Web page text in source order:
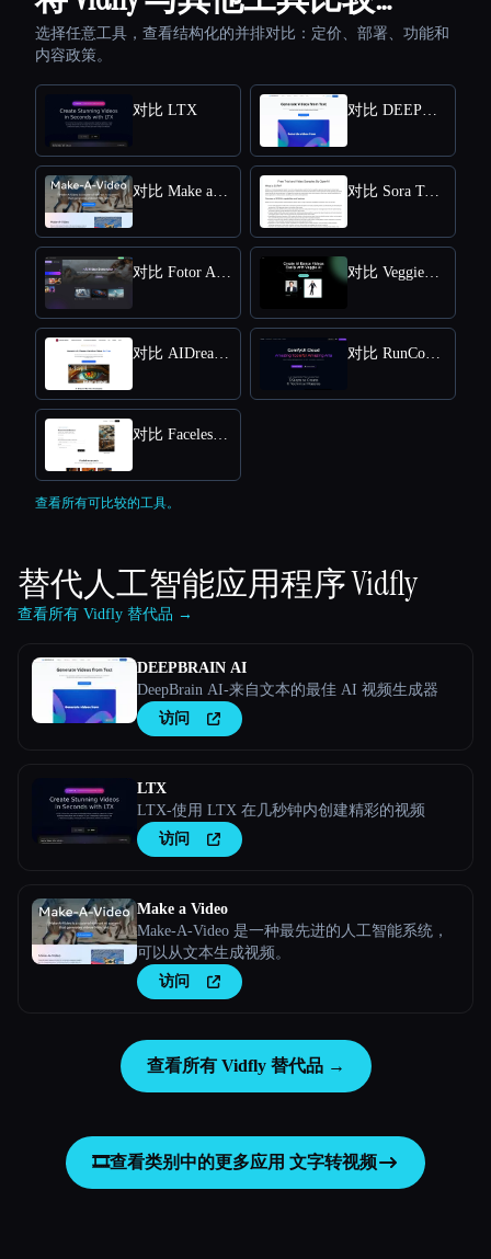
选择任意工具，查看结构化的并排对比：定价、部署、功能和
内容政策。
对比 LTX 对比 DEEPBRAIN AI
对比 Make a Video 对比 Sora Town
对比 Fotor AI video generator 对比 VeggieAI.dance: Create AI Dance Videos with Veggie AI Free Online
对比 AIDreamMachine 对比 RunComfy
对比 Faceless Videos AI
查看所有可比较的工具。
替代人工智能应用程序Vidfly
查看所有 Vidfly 替代品 →
DEEPBRAIN AI
DeepBrain AI-来自文本的最佳 AI 视频生成器
访问
LTX
LTX-使用 LTX 在几秒钟内创建精彩的视频
访问
Make a Video
Make-A-Video 是一种最先进的人工智能系统，
可以从文本生成视频。
访问
查看所有 Vidfly 替代品 →
🎞️查看类别中的更多应用 文字转视频